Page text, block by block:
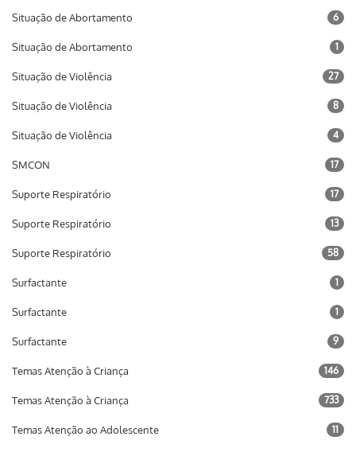
Situação de Abortamento 6
Situação de Abortamento 1
Situação de Violência 27
Situação de Violência 8
Situação de Violência 4
SMCON 17
Suporte Respiratório 17
Suporte Respiratório 13
Suporte Respiratório 58
Surfactante 1
Surfactante 1
Surfactante 9
Temas Atenção à Criança 146
Temas Atenção à Criança 733
Temas Atenção ao Adolescente 11